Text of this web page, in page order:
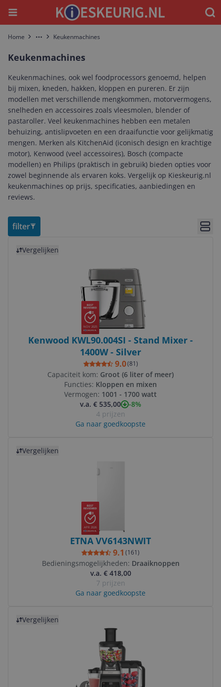
Menu
Home More Keukenmachines
Keukenmachines
Keukenmachines, ook wel foodprocessors genoemd, helpen
bij mixen, kneden, hakken, kloppen en pureren. Er zijn
modellen met verschillende mengkommen, motorvermogens,
snelheden en accessoires zoals vleesmolen, blender of
pastaroller. Veel keukenmachines hebben een metalen
behuizing, antislipvoeten en een draaifunctie voor gelijkmatig
mengen. Merken als KitchenAid (iconisch design en krachtige
motor), Kenwood (veel accessoires), Bosch (compacte
modellen) en Philips (praktisch in gebruik) bieden opties voor
zowel beginnende als ervaren koks. Vergelijk op Kieskeurig.nl
keukenmachines op prijs, specificaties, aanbiedingen en
reviews.
filter
Vergelijken
NOV 2025
Kenwood KWL90.004SI - Stand Mixer -
1400W - Silver
9.0(81)
Capaciteit kom: Groot (6 liter of meer)
Functies: Kloppen en mixen
Vermogen: 1001 - 1700 watt
v.a. € 535,00
-8%
4 prijzen
Ga naar goedkoopste
Vergelijken
APR 2026
ETNA VV6143NWIT
9.1 (161)
Bedieningsmogelijkheden: Draaiknoppen
v.a. € 418,00
7 prijzen
Ga naar goedkoopste
Vergelijken